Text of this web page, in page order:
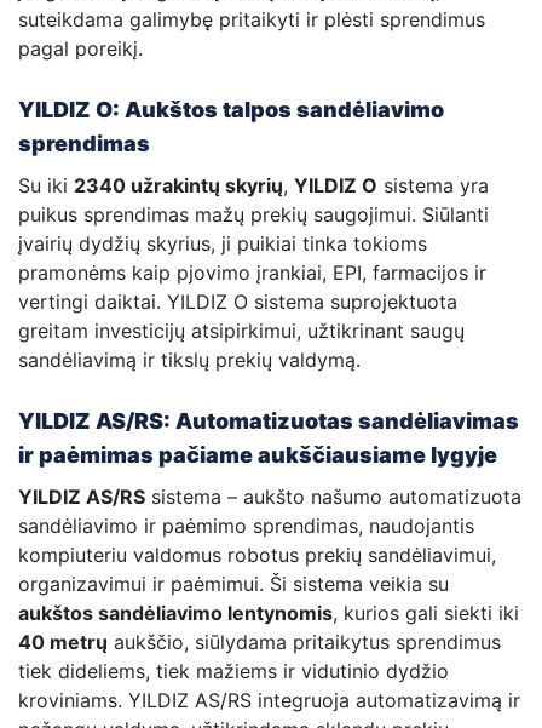
suteikdama galimybę pritaikyti ir plėsti sprendimus
pagal poreikį.
YILDIZ O: Aukštos talpos sandėliavimo
sprendimas
Su iki 2340 užrakintų skyrių, YILDIZ O sistema yra
puikus sprendimas mažų prekių saugojimui. Siūlanti
įvairių dydžių skyrius, ji puikiai tinka tokioms
pramonėms kaip pjovimo įrankiai, EPI, farmacijos ir
vertingi daiktai. YILDIZ O sistema suprojektuota
greitam investicijų atsipirkimui, užtikrinant saugų
sandėliavimą ir tikslų prekių valdymą.
YILDIZ AS/RS: Automatizuotas sandėliavimas
ir paėmimas pačiame aukščiausiame lygyje
YILDIZ AS/RS sistema – aukšto našumo automatizuota
sandėliavimo ir paėmimo sprendimas, naudojantis
kompiuteriu valdomus robotus prekių sandėliavimui,
organizavimui ir paėmimui. Ši sistema veikia su
aukštos sandėliavimo lentynomis, kurios gali siekti iki
40 metrų aukščio, siūlydama pritaikytus sprendimus
tiek dideliems, tiek mažiems ir vidutinio dydžio
kroviniams. YILDIZ AS/RS integruoja automatizavimą ir